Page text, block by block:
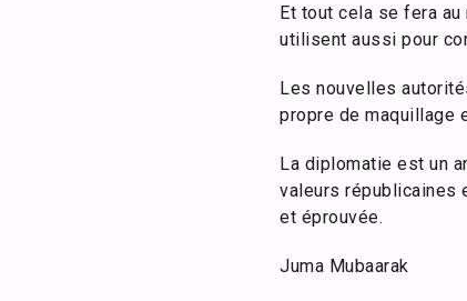
Et tout cela se fera
utilisent aussi pour
Les nouvelles
propre de maquillage
La diplomatie est un
valeurs républicaines
et éprouvée.
Juma Mubaarak